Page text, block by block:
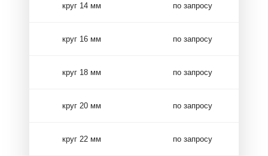
круг 14 мм по запросу
круг 16 мм по запросу
круг 18 мм по запросу
круг 20 мм по запросу
круг 22 мм по запросу